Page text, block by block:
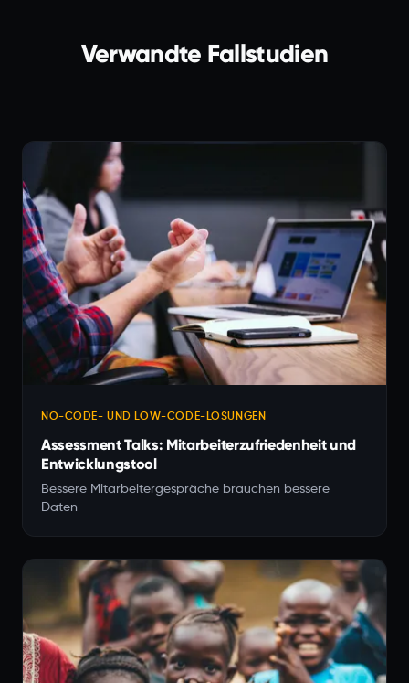
Verwandte Fallstudien
NO-CODE- UND LOW-CODE-LÖSUNGEN
Assessment Talks: Mitarbeiterzufriedenheit und
Entwicklungstool
Bessere Mitarbeitergespräche brauchen bessere
Daten